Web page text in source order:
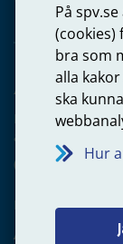
På
(cookies)
bra som
alla
ska
Hur
Arbetsgivare
Frågor om
anställning
060-18 75 03
Kontakta oss